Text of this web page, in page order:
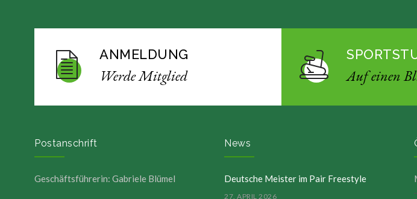
ANMELDUNG
Werde Mitglied Auf einen
Postanschrift
Geschäftsführerin: Gabriele Blümel
News
Deutsche Meister im Pair Freestyle
27. APRIL 2026